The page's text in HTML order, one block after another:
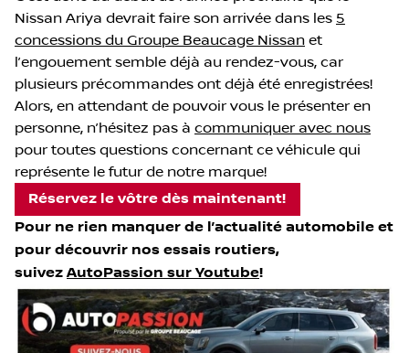
Nissan Ariya devrait faire son arrivée dans les 5
concessions du Groupe Beaucage Nissan et
l’engouement semble déjà au rendez-vous, car
plusieurs précommandes ont déjà été enregistrées!
Alors, en attendant de pouvoir vous le présenter en
personne, n’hésitez pas à communiquer avec nous
pour toutes questions concernant ce véhicule qui
représente le futur de notre marque!
Réservez le vôtre dès maintenant!
Pour ne rien manquer de l’actualité automobile et
pour découvrir nos essais routiers,
suivez AutoPassion sur Youtube!